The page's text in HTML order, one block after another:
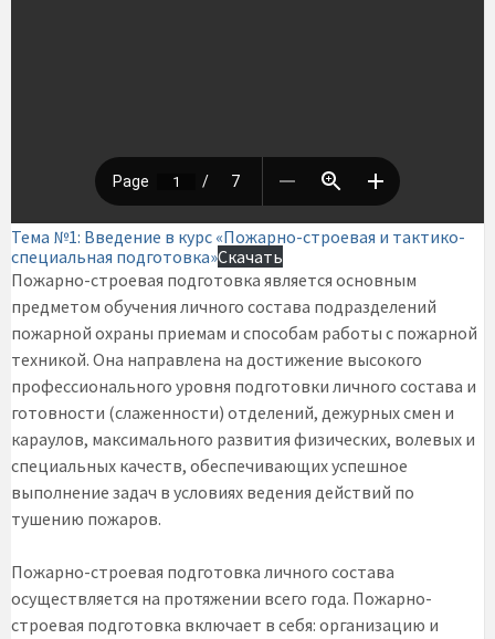
Тема №1: Введение в курс «Пожарно-строевая и тактико-
специальная подготовка»Скачать
Пожарно-строевая подготовка является основным
предметом обучения личного состава подразделений
пожарной охраны приемам и способам работы с пожарной
техникой. Она направлена на достижение высокого
профессионального уровня подготовки личного состава и
готовности (слаженности) отделений, дежурных смен и
караулов, максимального развития физических, волевых и
специальных качеств, обеспечивающих успешное
выполнение задач в условиях ведения действий по
тушению пожаров.
Пожарно-строевая подготовка личного состава
осуществляется на протяжении всего года. Пожарно-
строевая подготовка включает в себя: организацию и